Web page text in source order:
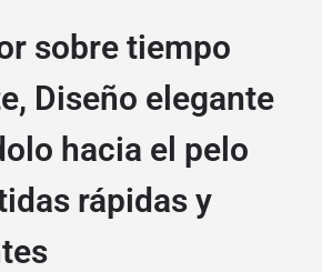
sobre tiempo
Diseño elegante
hacia el pelo
rápidas y